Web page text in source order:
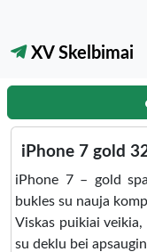
XV Skelbimai
iPhone 7 gold
iPhone 7 – gold
bukles su nauja
Viskas puikiai
su deklu bei